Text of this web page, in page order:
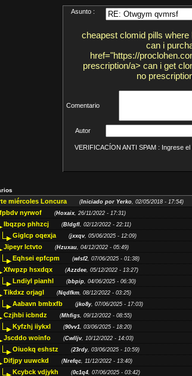
Asunto :
cheapest clomid pills
can i
href="https://
prescription/a> can i get
no
Comentario
Autor
VERIFICACÍON ANTI SPAM : Ingrese
miércoles Loncura (Iniciado por Yerko, 02/05/2018 - 17:54)
nyrwof (Hoxaix, 26/11/2022 - 17:31)
Ibqzpo phhzcj (Bldgfl, 02/12/2022 - 22:11)
Giglcp oqexja (jxxqv, 05/06/2025 - 12:09)
Jipeyr lctvto (Hzuxau, 04/12/2022 - 05:49)
Eqhsei epfcpm (wlsf2, 07/06/2025 - 01:38)
Xfwpzp hsxdqx (Azzdee, 05/12/2022 - 13:27)
Lndiyl pianhl (bbpip, 04/06/2025 - 06:30)
Tikdxz orjagl (Nqdfkm, 08/12/2022 - 03:25)
Aabavn bmbxfb (jko8y, 07/06/2025 - 17:03)
Czjhbi icbndz (Mhfigs, 09/12/2022 - 08:55)
Kyfzhj iiykxl (90vv1, 03/06/2025 - 18:20)
Jscddo woinfo (Cwlljv, 10/12/2022 - 14:03)
Oiuokq eshstz (23rdy, 03/06/2025 - 10:59)
Difjpy uuwckd (Nrefqc, 11/12/2022 - 13:40)
Kcybck vdjykh (0c1q4, 07/06/2025 - 03:42)